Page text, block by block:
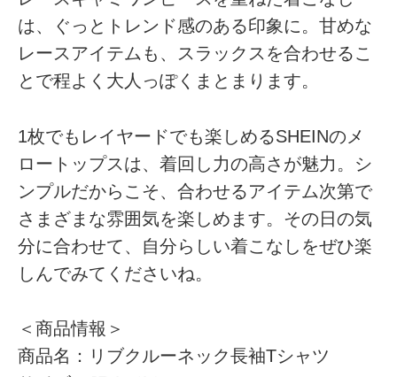
は、ぐっとトレンド感のある印象に。甘めな
レースアイテムも、スラックスを合わせるこ
とで程よく大人っぽくまとまります。
1枚でもレイヤードでも楽しめるSHEINのメ
ロートップスは、着回し力の高さが魅力。シ
ンプルだからこそ、合わせるアイテム次第で
さまざまな雰囲気を楽しめます。その日の気
分に合わせて、自分らしい着こなしをぜひ楽
しんでみてくださいね。
＜商品情報＞
商品名：リブクルーネック長袖Tシャツ